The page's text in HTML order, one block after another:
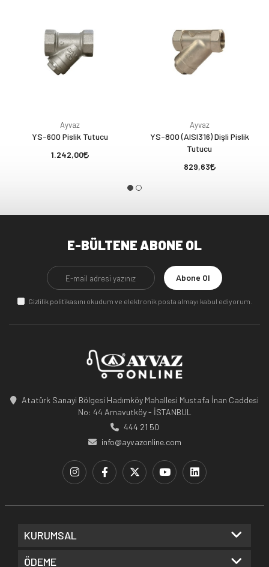
Ayvaz
YS-600 Pislik Tutucu
1.242,00
Ayvaz
YS-800 (AISI316) Dişli Pislik
Tutucu
829,63
E-BÜLTENE ABONE OL
Abone Ol
Gizlilik politikasını okudum ve elektronik posta almayı kabul ediyorum.
Atatürk Sanayi Bölgesi Hadımköy Mahallesi Mustafa İnan Caddesi
No: 44 Arnavutköy - İSTANBUL
444 21 50
info@ayvazonline.com
KURUMSAL
ÖDEME